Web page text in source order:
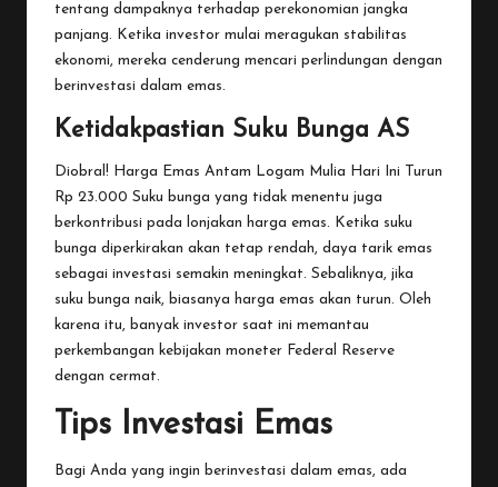
tentang dampaknya terhadap perekonomian jangka
panjang. Ketika investor mulai meragukan stabilitas
ekonomi, mereka cenderung mencari perlindungan dengan
berinvestasi dalam emas.
Ketidakpastian Suku Bunga AS
Diobral! Harga Emas Antam Logam Mulia Hari Ini Turun
Rp 23.000 Suku bunga yang tidak menentu juga
berkontribusi pada lonjakan harga emas. Ketika suku
bunga diperkirakan akan tetap rendah, daya tarik emas
sebagai investasi semakin meningkat. Sebaliknya, jika
suku bunga naik, biasanya harga emas akan turun. Oleh
karena itu, banyak investor saat ini memantau
perkembangan kebijakan moneter Federal Reserve
dengan cermat.
Tips Investasi Emas
Bagi Anda yang ingin berinvestasi dalam emas, ada